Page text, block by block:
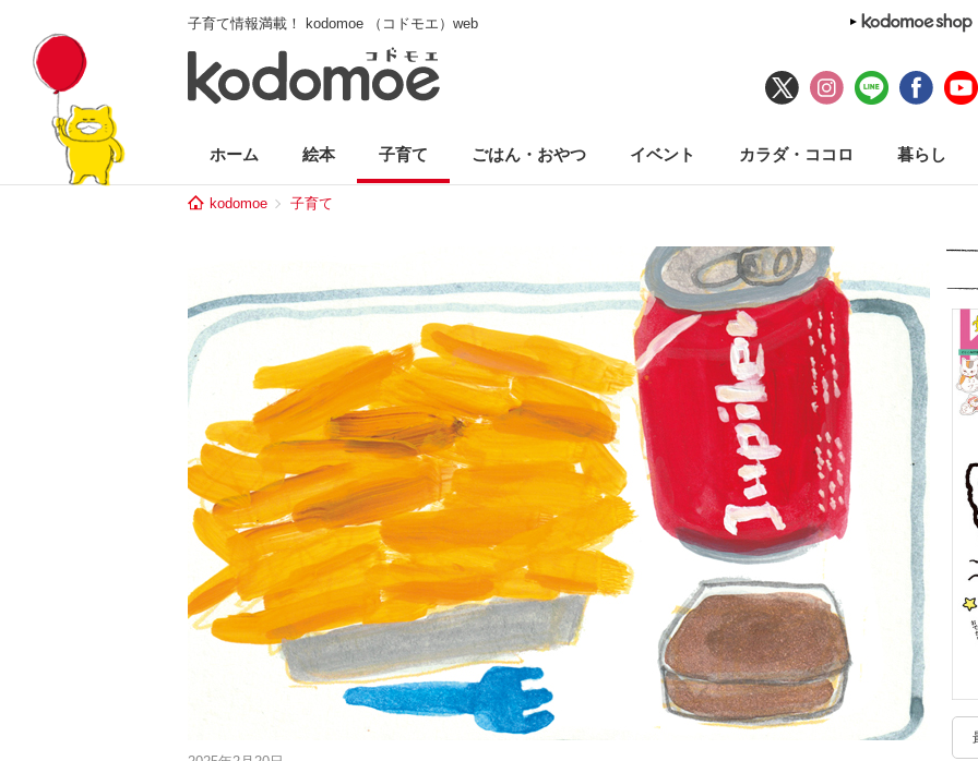
子育て情報満載！ kodomoe （コドモエ）web
ホーム 絵本 子育て ごはん・おやつ イベント カラダ・ココロ 暮らし
kodomoe 子育て